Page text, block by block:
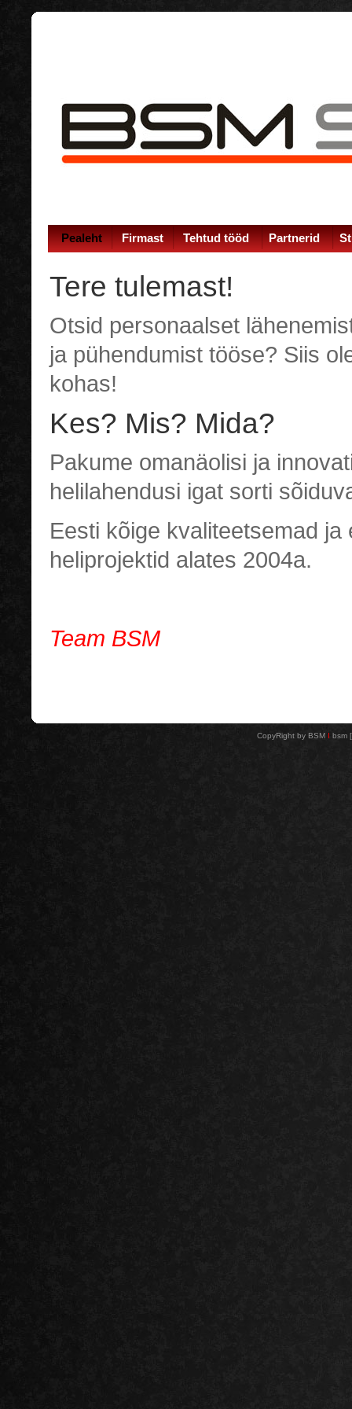
Pealeht Firmast Tehtud tööd Partnerid
Tere tulemast!
Otsid personaalset
ja pühendumist tööse? Siis
kohas!
Kes? Mis? Mida?
Pakume omanäolisi ja
helilahendusi igat sorti
Eesti kõige kvaliteetsemad ja
heliprojektid alates 2004a.
Team BSM
CopyRight by BSM I bsm